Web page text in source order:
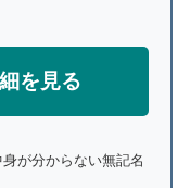
を見る
が分からない無記名